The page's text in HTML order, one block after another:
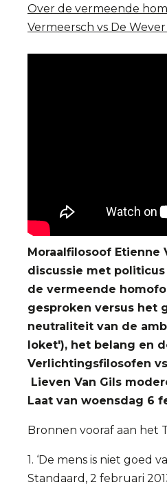
Over de vermeende
Vermeersch vs De Wever
Moraalfilosoof Etienne
discussie met politicus
de vermeende
gesproken versus het
neutraliteit van de
loket'), het belang en
Verlichtingsfilosofen vs
Lieven Van Gils
Laat van woensdag 6
Bronnen vooraf aan het
1. ‘De mens is niet goed
Standaard, 2 februari